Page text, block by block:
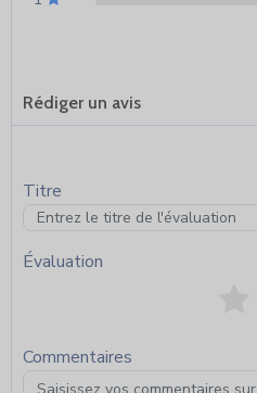
Rédiger un avis
Titre
Évaluation
Commentaires